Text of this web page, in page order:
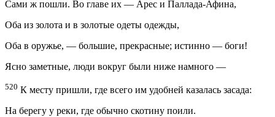
Сами ж пошли. Во главе их — Apec и Паллада-Афина,
Оба из золота и в золотые одеты одежды,
Оба в оружье, — большие, прекрасные; истинно — боги!
Ясно заметные, люди вокруг были ниже намного —
520 К месту пришли, где всего им удобней казалась засада:
На берегу у реки, где обычно скотину поили.